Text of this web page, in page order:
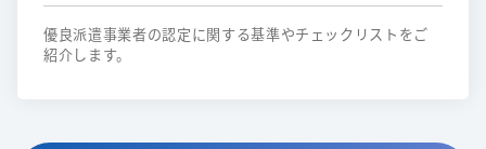
優良派遣事業者の認定に関する基準やチェックリストをご
紹介します。